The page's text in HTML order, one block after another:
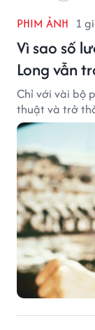
PHIM ẢNH 1
Vì sao số
Long vẫn
Chỉ với vài bộ
thuật và trở